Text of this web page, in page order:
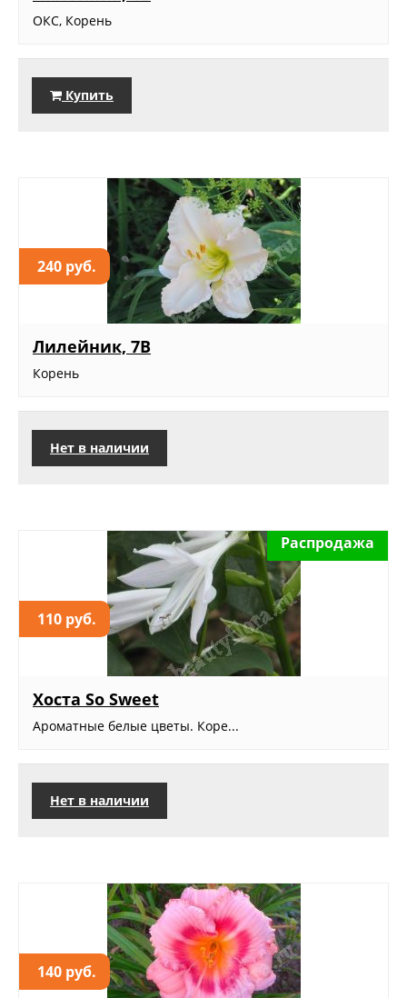
ОКС, Корень
Купить
240 руб.
Лилейник, 7В
Корень
Нет в наличии
110 руб.
Распродажа
Хоста So Sweet
Ароматные белые цветы. Коре...
Нет в наличии
140 руб.